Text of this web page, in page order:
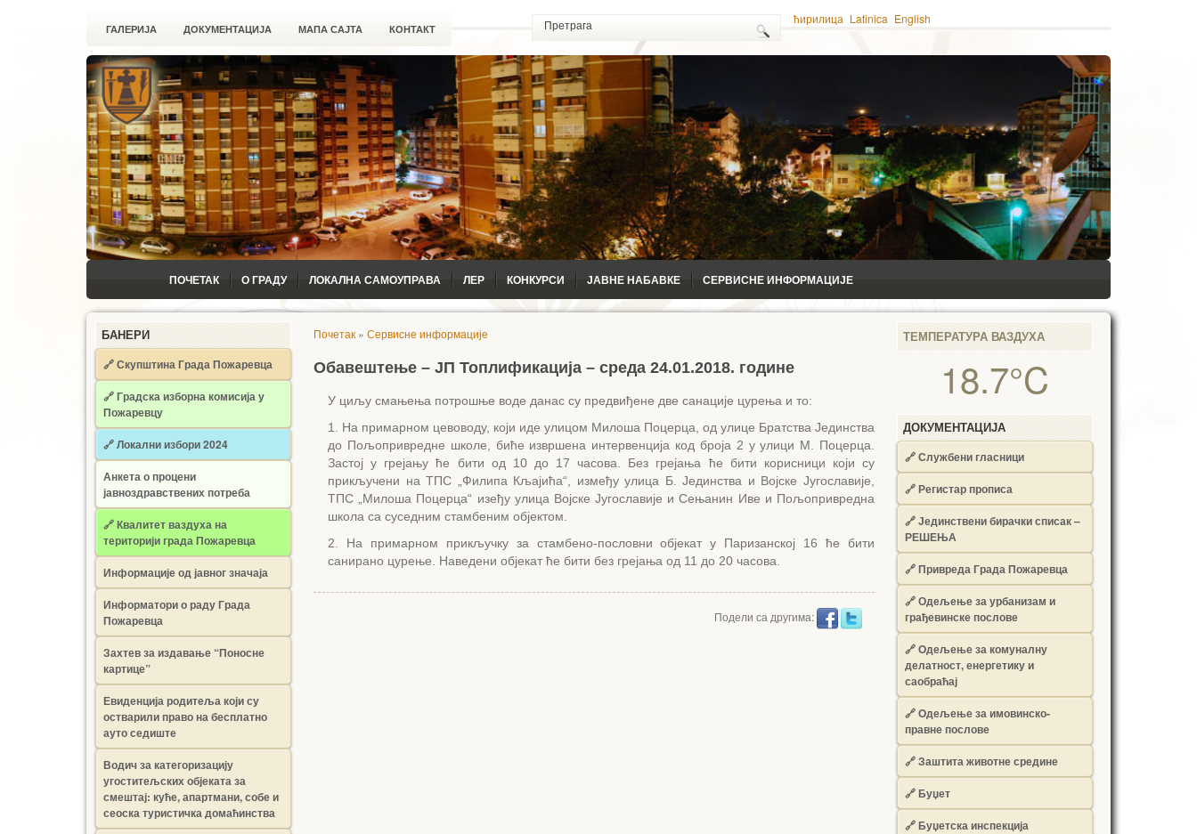
ГАЛЕРИЈА ДОКУМЕНТАЦИЈА МАПА САЈТА КОНТАКТ
ћирилица Latinica English
ПОЧЕТАК О ГРАДУ ЛОКАЛНА САМОУПРАВА ЛЕР КОНКУРСИ ЈАВНЕ НАБАВКЕ СЕРВИСНЕ ИНФОРМАЦИЈЕ
БАНЕРИ
🔗 Скупштина Града Пожаревца
🔗Градска изборна комисија у
Пожаревцу
🔗 Локални избори 2024
Анкета о процени
јавноздравствених потреба
🔗 Квалитет ваздуха на
територији града Пожаревца
Информације од јавног значаја
Информатори о раду Града
Пожаревца
Захтев за издавање “Поносне
картице”
Евиденција родитеља који су
остварили право на бесплатно
ауто седиште
Водич за категоризацију
угоститељских објеката за
смештај: куће, апартмани, собе и
сеоска туристичка домаћинства
Почетак » Сервисне информације
Обавештење – ЈП Топлификација – среда 24.01.2018. године
У циљу смањења потрошње воде данас су предвиђене две санације цурења и то:
1. На примарном цевоводу, који иде улицом Милоша Поцерца, од улице Братства Јединства
до Пољопривредне школе, биће извршена интервенција код броја 2 у улици М. Поцерца.
Застој у грејању ће бити од 10 до 17 часова. Без грејања ће бити корисници који су
прикључени на ТПС „Филипа Кљајића“, између улица Б. Јединства и Војске Југославије,
ТПС „Милоша Поцерца“ изеђу улица Војске Југославије и Сењанин Иве и Пољопривредна
школа са суседним стамбеним објектом.
2. На примарном прикључку за стамбено-пословни објекат у Паризанској 16 ће бити
санирано цурење. Наведени објекат ће бити без грејања од 11 до 20 часова.
Подели са другима:
ТЕМПЕРАТУРА ВАЗДУХА
18.7°C
ДОКУМЕНТАЦИЈА
🔗Службени гласници
🔗Регистар прописа
🔗Јединствени бирачки списак –
РЕШЕЊА
🔗Привреда Града Пожаревца
🔗Одељење за урбанизам и
грађевинске послове
🔗Одељење за комуналну
делатност, енергетику и
саобраћај
🔗Одељење за имовинско-
правне послове
🔗Заштита животне средине
🔗Буџет
🔗Буџетска инспекција